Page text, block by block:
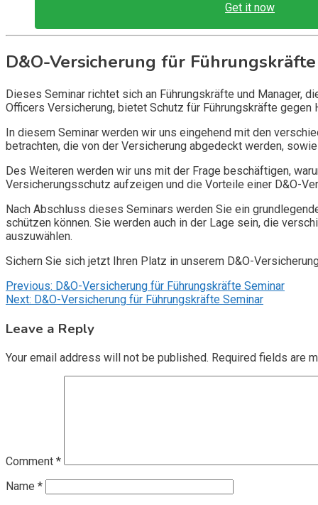
Get it now
D&O-Versicherung für
Dieses Seminar richtet sich an Führungskräfte und Manager,
Officers Versicherung, bietet Schutz für Führungskräfte
In diesem Seminar werden wir uns eingehend mit den
betrachten, die von der Versicherung abgedeckt werden,
Des Weiteren werden wir uns mit der Frage beschäftigen,
Versicherungsschutz aufzeigen und die Vorteile einer D&O-
Nach Abschluss dieses Seminars werden Sie ein
schützen können. Sie werden auch in der Lage sein, die
auszuwählen.
Sichern Sie sich jetzt Ihren Platz in unserem D&O-
Post
navigation
Previous: D&O-Versicherung für Führungskräfte Seminar
Next: D&O-Versicherung für Führungskräfte Seminar
Leave a Reply
Your email address will not be published. Required fields are
Comment *
Name *